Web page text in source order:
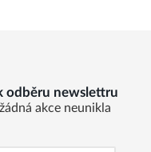
odběru newslettru
akce neunikla